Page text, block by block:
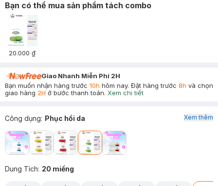
Bạn có thể mua sản phẩm tách combo
20.000 ₫
Giao Nhanh Miễn Phí 2H
Bạn muốn nhận hàng trước 10h hôm nay. Đặt hàng trước 8h và chọn
giao hàng 2H ở bước thanh toán. Xem chi tiết
Công dụng: Phục hồi da
Dung Tích: 20 miếng
Xem thêm